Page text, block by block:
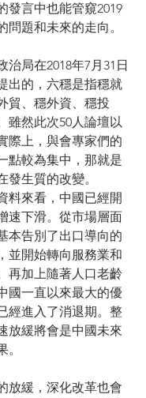
發言中也能管窺2019
問題和未來的走向。
治局在2018年7月31日
出的，六穩是指穩就
貿、穩外資、穩投
雖然此次50人論壇以
際上，與會專家們的
點較為集中，那就是
發生質的改變。
料來看，中國已經開
速下滑。從市場層面
本告別了出口導向的
並開始轉向服務業和
再加上隨著人口老齡
國一直以來最大的優
經進入了消退期。整
放緩將會是中國未來
放緩，深化改革也會